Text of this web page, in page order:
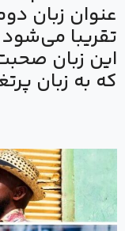
عنوان زبان
تقریبا می‌شود
این زبان
که به زبان